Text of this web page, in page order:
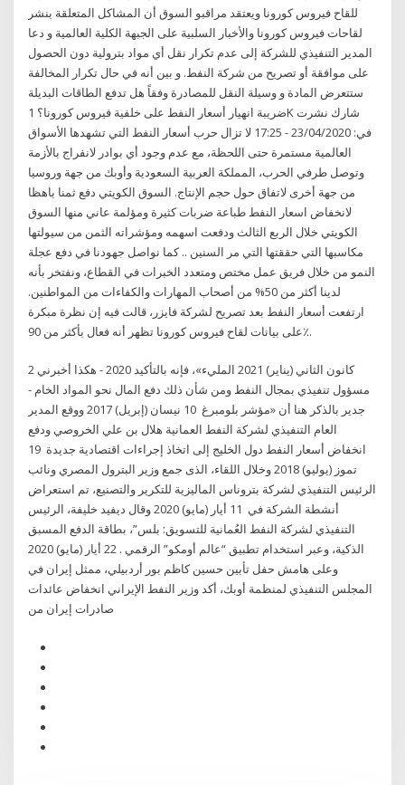
للقاح فيروس كورونا ويعتقد مراقبو السوق أن المشاكل المتعلقة بنشر
لقاحات فيروس كورونا والأخبار السلبية على الجبهة الكلية العالمية و دعا
المدير التنفيذي للشركة إلى عدم تكرار نقل أي مواد بترولية دون الحصول
على موافقة أو تصريح من شركة النفط. و بين أنه في حال تكرار المخالفة
ستتعرض المادة و وسيلة النقل للمصادرة وفقاً هل تدفع الطاقات البديلة
ضريبة انهيار أسعار النفط على خلفية فيروس كورونا؟ 1K شارك نشرت
في: 23/04/2020 - 17:25 لا تزال حرب أسعار النفط التي تشهدها الأسواق
العالمية مستمرة حتى اللحظة، مع عدم وجود أي بوادر لانفراج بالأزمة
وتوصل طرفي الحرب، المملكة العربية السعودية وأوبك من جهة وروسيا
من جهة أخرى لاتفاق حول حجم الإنتاج. السوق الكويتي دفع ثمنا باهظا
لانخفاض اسعار النفط طباعة ضربات كثيرة ومؤلمة عاني منها السوق
الكويتي خلال الربع الثالث ودفعت اسهمه ومؤشراته الثمن من سيولتها
مكاسبها التي حققتها التي مر السنين .. كما نواصل جهودنا في دفع عجلة
النمو من خلال فريق عمل مختص ومتعدد الخبرات في القطاع، ونفتخر بأنه
لدينا أكثر من 50% من أصحاب المهارات والكفاءات من المواطنين.
ارتفعت أسعار النفط بعد تصريح لشركة فايزر، قالت فيه إن نظرة مبكرة
على بيانات لقاح فيروس كورونا تظهر أنه فعال بأكثر من 90٪.
2 كانون الثاني (يناير) 2021 المليء»، فإنه بالتأكيد 2020 - هكذا أخبرني
مسؤول تنفيذي بمجال النفط ومن شأن ذلك دفع المال نحو المواد الخام -
جدير بالذكر هنا أن «مؤشر بلومبرغ 10 نيسان (إبريل) 2017 ووقع المدير
العام التنفيذي لشركة النفط العمانية هلال بن علي الخروصي ودفع
انخفاض أسعار النفط دول الخليج إلى اتخاذ إجراءات اقتصادية جديدة 19
تموز (يوليو) 2018 وخلال اللقاء، الذى جمع وزير البترول المصري ونائب
الرئيس التنفيذي لشركة بتروناس الماليزية للتكرير والتصنيع، تم استعراض
أنشطة الشركة في 11 أيار (مايو) 2020 وقال ديفيد خليفة، الرئيس
التنفيذي لشركة النفط العُمانية للتسويق: بلس”، بطاقة الدفع المسبق
الذكية، وعبر استخدام تطبيق “عالم أومكو” الرقمي . 22 أيار (مايو) 2020
وعلى هامش حفل تأبين حسين كاظم بور أردبيلي، ممثل إيران في
المجلس التنفيذي لمنظمة أوبك، أكد وزير النفط الإيراني انخفاض عائدات